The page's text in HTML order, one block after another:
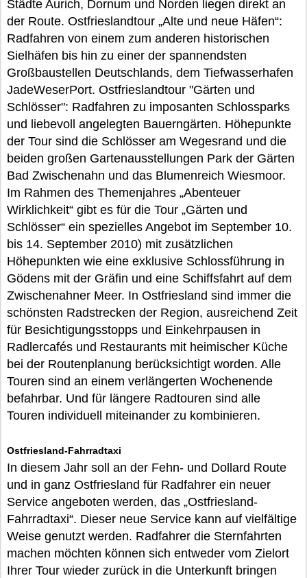
Städte Aurich, Dornum und Norden liegen direkt an
der Route. Ostfrieslandtour „Alte und neue Häfen“:
Radfahren von einem zum anderen historischen
Sielhäfen bis hin zu einer der spannendsten
Großbaustellen Deutschlands, dem Tiefwasserhafen
JadeWeserPort. Ostfrieslandtour "Gärten und
Schlösser": Radfahren zu imposanten Schlossparks
und liebevoll angelegten Bauerngärten. Höhepunkte
der Tour sind die Schlösser am Wegesrand und die
beiden großen Gartenausstellungen Park der Gärten
Bad Zwischenahn und das Blumenreich Wiesmoor.
Im Rahmen des Themenjahres „Abenteuer
Wirklichkeit“ gibt es für die Tour „Gärten und
Schlösser“ ein spezielles Angebot im September 10.
bis 14. September 2010) mit zusätzlichen
Höhepunkten wie eine exklusive Schlossführung in
Gödens mit der Gräfin und eine Schiffsfahrt auf dem
Zwischenahner Meer. In Ostfriesland sind immer die
schönsten Radstrecken der Region, ausreichend Zeit
für Besichtigungsstopps und Einkehrpausen in
Radlercafés und Restaurants mit heimischer Küche
bei der Routenplanung berücksichtigt worden. Alle
Touren sind an einem verlängerten Wochenende
befahrbar. Und für längere Radtouren sind alle
Touren individuell miteinander zu kombinieren.
Ostfriesland-Fahrradtaxi
In diesem Jahr soll an der Fehn- und Dollard Route
und in ganz Ostfriesland für Radfahrer ein neuer
Service angeboten werden, das „Ostfriesland-
Fahrradtaxi“. Dieser neue Service kann auf vielfältige
Weise genutzt werden. Radfahrer die Sternfahrten
machen möchten können sich entweder vom Zielort
Ihrer Tour wieder zurück in die Unterkunft bringen